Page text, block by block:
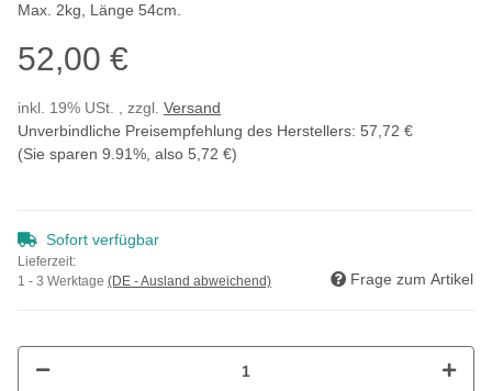
Max. 2kg, Länge 54cm.
52,00 €
inkl. 19% USt. , zzgl. Versand
Unverbindliche Preisempfehlung des Herstellers: 57,72 €
(Sie sparen 9.91% , also 5,72 €)
Sofort verfügbar
Lieferzeit:
1 - 3 Werktage (DE - Ausland abweichend) Frage zum Artikel